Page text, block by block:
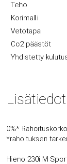
Teho
Korimalli
Vetotapa
Co2 päästöt
Yhdistetty
0%*
*rahoituksen
Hieno 230i M